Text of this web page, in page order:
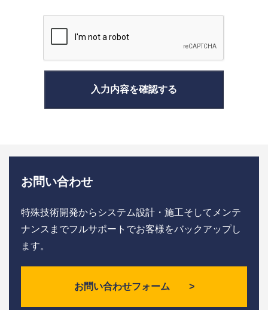
お問い合わせ
特殊技術開発からシステム設計・施工そしてメンテ
ナンスまでフルサポートでお客様をバックアップし
ます。
お問い合わせフォーム >